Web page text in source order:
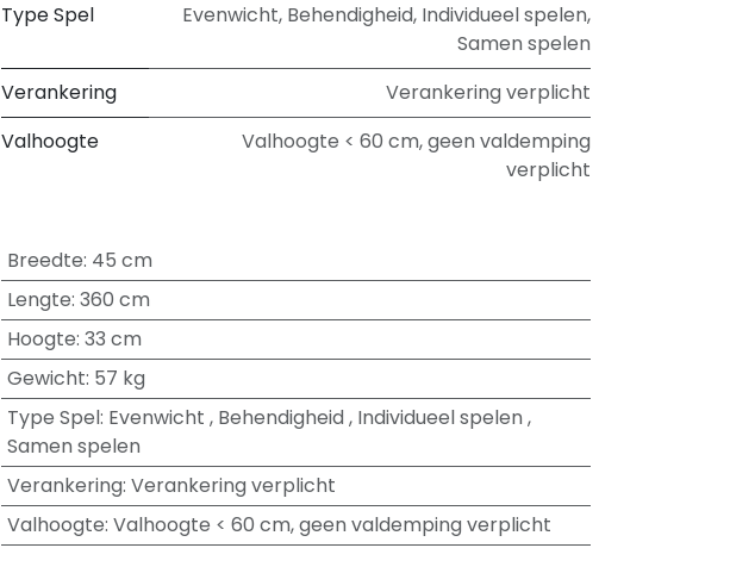
Type Spel
Evenwicht, Behendigheid, Individueel spelen,
Samen spelen
Verankering
Verankering verplicht
Valhoogte
Valhoogte < 60 cm, geen valdemping
verplicht
Breedte: 45 cm
Lengte: 360 cm
Hoogte: 33 cm
Gewicht: 57 kg
Type Spel: Evenwicht , Behendigheid, Individueel spelen,
Samen spelen
Verankering: Verankering verplicht
Valhoogte: Valhoogte < 60 cm, geen valdemping verplicht